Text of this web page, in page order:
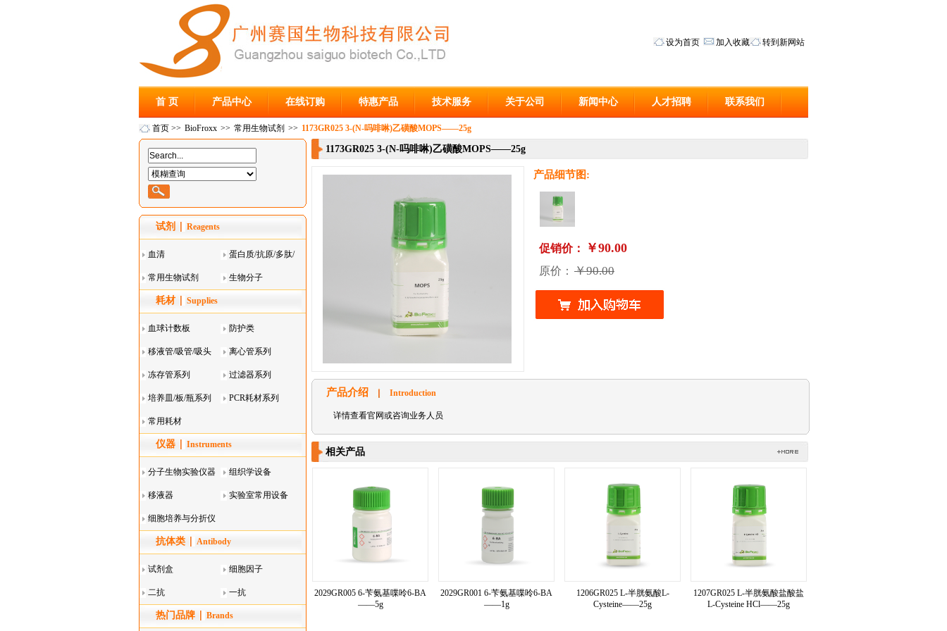
设为首页 加入收藏 转到新网站
首 页 产品中心 在线订购 特惠产品 技术服务 关于公司 新闻中心 人才招聘 联系我们
首页 >> BioFroxx >> 常用生物试剂 >> 1173GR025 3-(N-吗啡啉)乙磺酸MOPS——25g
试剂 Reagents
血清 蛋白质/抗原/多肽/
酶
常用生物试剂 生物分子
耗材 Supplies
血球计数板 防护类
移液管/吸管/吸头
系列
离心管系列
冻存管系列 过滤器系列
培养皿/板/瓶系列 PCR耗材系列
常用耗材
仪器 Instruments
分子生物实验仪器 组织学设备
移液器 实验室常用设备
细胞培养与分折仪
器叠
抗体类 Antibody
试剂盒 细胞因子
二抗 一抗
热门品牌 Brands
1173GR025 3-(N-吗啡啉)乙磺酸MOPS——25g
产品细节图:
促销价： ￥90.00
原价： ￥90.00
产品介绍 Introduction
详情查看官网或咨询业务人员
相关产品
2029GR005 6-苄氨基喋呤6-BA
——5g
2029GR001 6-苄氨基喋呤6-BA
——1g
1206GR025 L-半胱氨酸L-
Cysteine——25g
1207GR025 L-半胱氨酸盐酸盐
L-Cysteine HCl——25g